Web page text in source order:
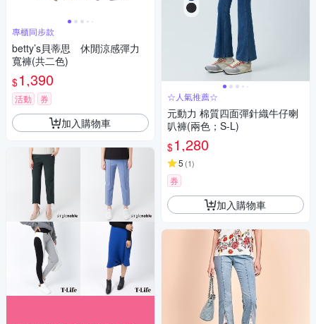
專櫃同步款
betty’s貝蒂思 休閒涼感彈力
寬褲(共二色)
$1,390
活動 券
加入購物車
☆人氣推薦☆
元動力 棉質四面彈針織牛仔喇
叭褲(兩色；S-L)
$1,280
5 (1)
券
加入購物車